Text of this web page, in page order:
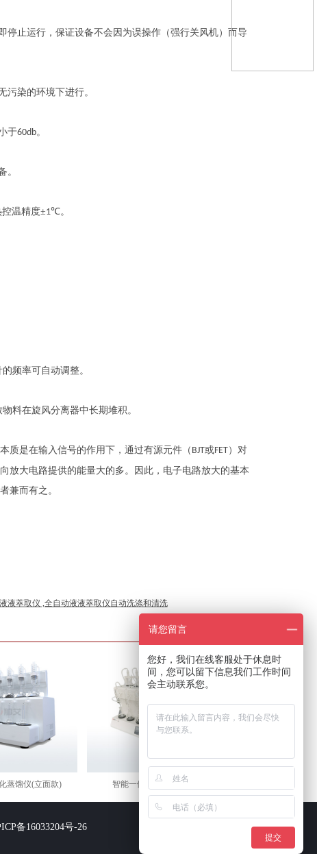
止运行，保证设备不会因为误操作（强行关风机）而导
染的环境下进行。
于60db。
。
温精度±1℃。
频率可自动调整。
料在旋风分离器中长期堆积。
质是在输入信号的作用下，通过有源元件（ BJT或FET）对
放大电路提供的能量大的多。因此，电子电路放大的基本
兼而有之。
液萃取仪 ,全自动液液萃取仪自动洗涤和清洗
蒸馏仪(立面款) 智能一体化蒸馏仪(斜面款)
备16033204号-26
请您留言
您好，我们在线客服处于休息时
间，您可以留下信息我们工作时间
会主动联系您。
提交